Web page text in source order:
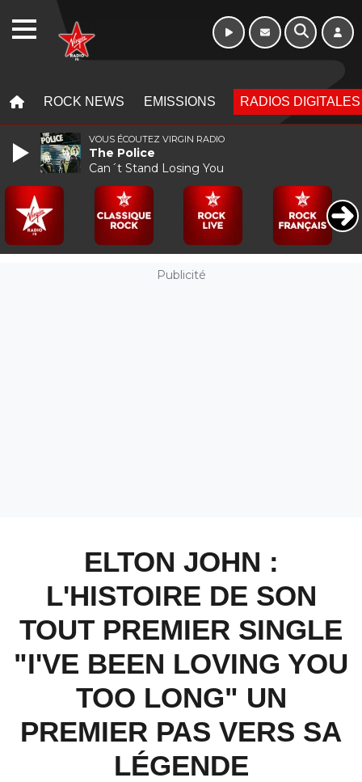
ROCK NEWS EMISSIONS RADIOS DIGITALES
Publicité
ELTON JOHN :
L'HISTOIRE DE SON
TOUT PREMIER SINGLE
"I'VE BEEN LOVING YOU
TOO LONG" UN
PREMIER PAS VERS SA
LÉGENDE
VOUS ÉCOUTEZ VIRGIN RADIO
The Police
Can´t Stand Losing You
WEBRADIO